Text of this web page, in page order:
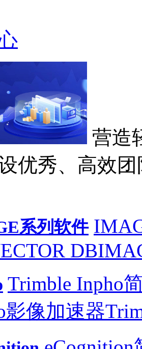
营造
优秀、高效
系列软件
DB
Trimble Inpho
影像加速器